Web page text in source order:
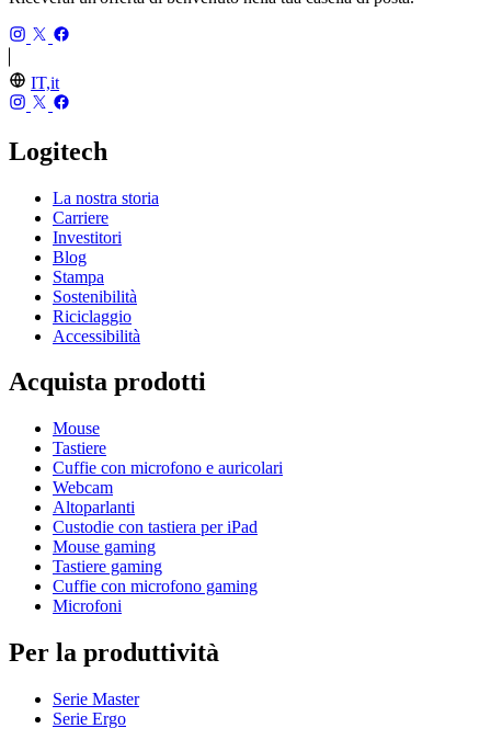
IT,it
Logitech
La nostra storia
Carriere
Investitori
Blog
Stampa
Sostenibilità
Riciclaggio
Accessibilità
Acquista prodotti
Mouse
Tastiere
Cuffie con microfono e auricolari
Webcam
Altoparlanti
Custodie con tastiera per iPad
Mouse gaming
Tastiere gaming
Cuffie con microfono gaming
Microfoni
Per la produttività
Serie Master
Serie Ergo